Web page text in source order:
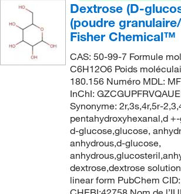
Dextrose (D-
(poudre
Fisher Chemical™
CAS: 50-99-7 Formule
C6H12O6 Poids
180.156 Numéro MDL:
InChI:
Synonyme: 2r,3s,4r,5r-
pentahydroxyhexanal,d
d-glucose,glucose,
anhydrous,d-glucose,
dextrose,dextrose
linear form PubChem